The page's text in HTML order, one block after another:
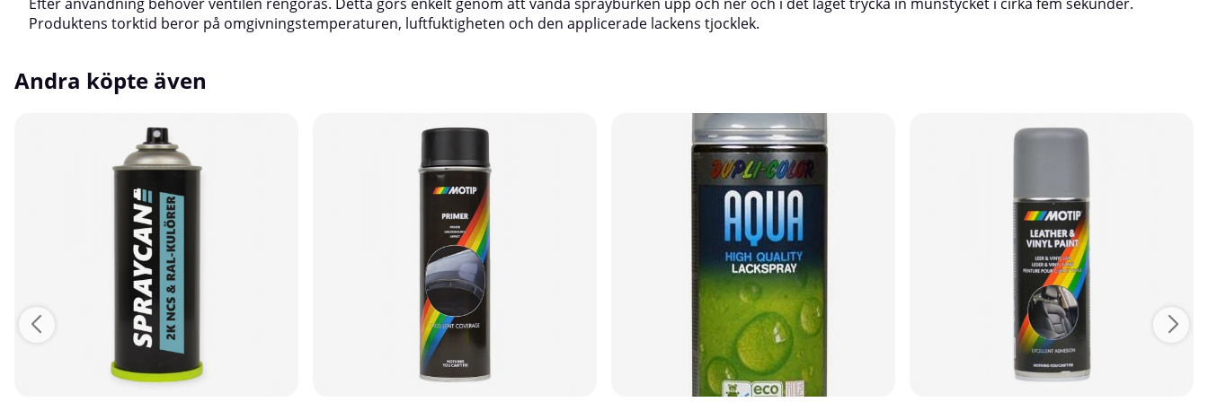
Produktens torktid beror på omgivningstemperaturen, luftfuktigheten och den applicerade lackens tjocklek.
Andra köpte även